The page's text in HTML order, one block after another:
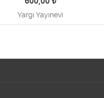
Yargı Yayınevi